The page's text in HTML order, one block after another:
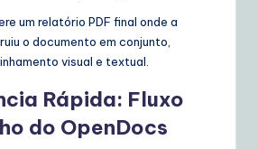
um relatório PDF final onde a
o documento em conjunto,
visual e textual.
Rápida: Fluxo
do OpenDocs